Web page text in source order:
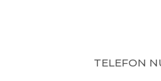
TELEFON